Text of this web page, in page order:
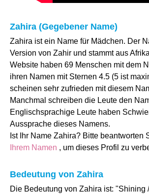
Zahira (Gegebener Name)
Zahira ist ein Name für Mädchen. Der
Version von Zahir und stammt aus
Website haben 69 Menschen mit dem
ihren Namen mit Sternen 4.5 (5 ist
scheinen sehr zufrieden mit diesem
Manchmal schreiben die Leute den
Englischsprachige Leute haben
Aussprache dieses Namens.
Ist Ihr Name Zahira? Bitte beantworten
Ihrem Namen , um dieses Profil zu
Bedeutung von Zahira
Die Bedeutung von Zahira ist: "Shining